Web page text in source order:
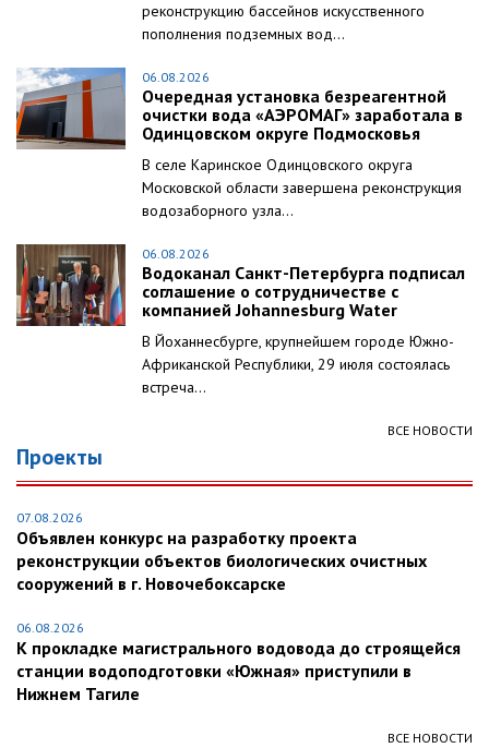
реконструкцию бассейнов искусственного
пополнения подземных вод...
06.08.2026
Очередная установка безреагентной
очистки вода «АЭРОМАГ» заработала в
Одинцовском округе Подмосковья
В селе Каринское Одинцовского округа
Московской области завершена реконструкция
водозаборного узла...
06.08.2026
Водоканал Санкт-Петербурга подписал
соглашение о сотрудничестве с
компанией Johannesburg Water
В Йоханнесбурге, крупнейшем городе Южно-
Африканской Республики, 29 июля состоялась
встреча...
ВСЕ НОВОСТИ
Проекты
07.08.2026
Объявлен конкурс на разработку проекта
реконструкции объектов биологических очистных
сооружений в г. Новочебоксарске
06.08.2026
К прокладке магистрального водовода до строящейся
станции водоподготовки «Южная» приступили в
Нижнем Тагиле
ВСЕ НОВОСТИ